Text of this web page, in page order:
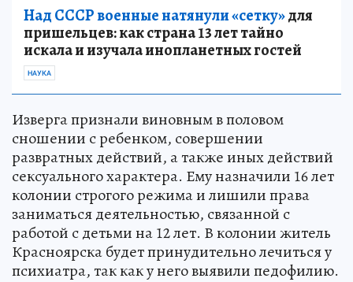
Над СССР военные натянули «сетку»для
пришельцев: как страна 13 лет тайно
искала и изучала инопланетных гостей
НАУКА
Изверга признали виновным в половом
сношении с ребенком, совершении
развратных действий, а также иных действий
сексуального характера. Ему назначили 16 лет
колонии строгого режима и лишили права
заниматься деятельностью, связанной с
работой с детьми на 12 лет. В колонии житель
Красноярска будет принудительно лечиться у
психиатра, так как у него выявили педофилию.